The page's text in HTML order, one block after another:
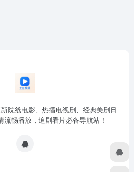
院线电影、热播电视剧、经典美剧日
流畅播放，追剧看片必备导航站！